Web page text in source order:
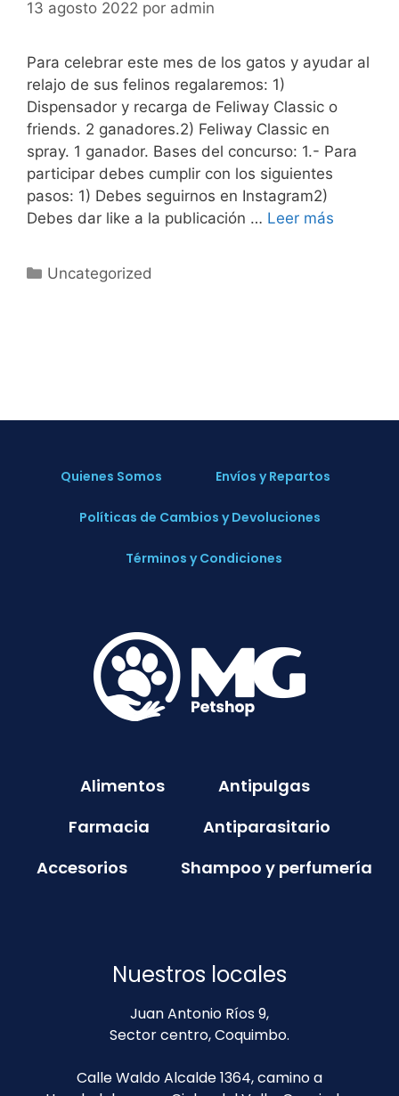
13 agosto 2022 por admin
Para celebrar este mes de los gatos y ayudar al
relajo de sus felinos regalaremos: 1)
Dispensador y recarga de Feliway Classic o
friends. 2 ganadores.2) Feliway Classic en
spray. 1 ganador. Bases del concurso: 1.- Para
participar debes cumplir con los siguientes
pasos: 1) Debes seguirnos en Instagram2)
Debes dar like a la publicación … Leer más
Uncategorized
Quienes Somos Envíos y Repartos
Políticas de Cambios y Devoluciones
Términos y Condiciones
Alimentos
Antipulgas
Farmacia
Antiparasitario
Accesorios
Shampoo y perfumería
Nuestros locales
Juan Antonio Ríos 9,
Sector centro, Coquimbo.
Calle Waldo Alcalde 1364, camino a